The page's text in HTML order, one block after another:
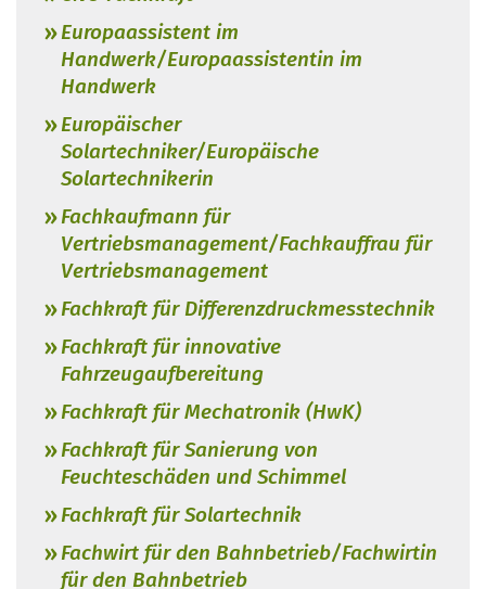
Europaassistent im
Handwerk/Europaassistentin im
Handwerk
Europäischer
Solartechniker/Europäische
Solartechnikerin
Fachkaufmann für
Vertriebsmanagement/Fachkauffrau für
Vertriebsmanagement
Fachkraft für Differenzdruckmesstechnik
Fachkraft für innovative
Fahrzeugaufbereitung
Fachkraft für Mechatronik (HwK)
Fachkraft für Sanierung von
Feuchteschäden und Schimmel
Fachkraft für Solartechnik
Fachwirt für den Bahnbetrieb/Fachwirtin
für den Bahnbetrieb